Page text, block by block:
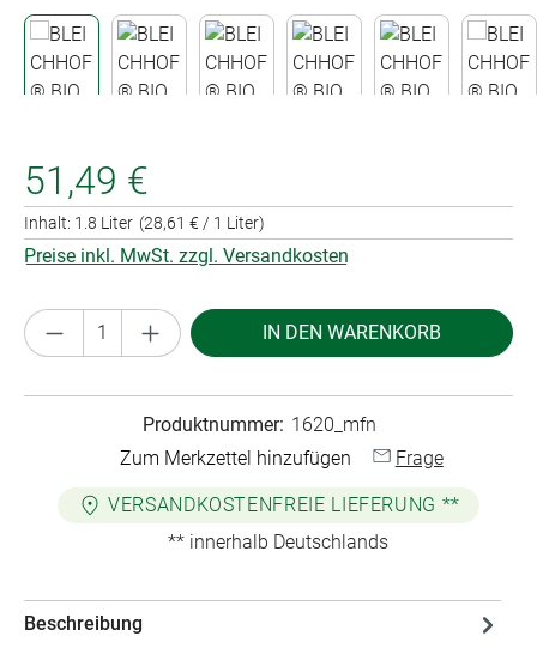
51,49 €
Inhalt: 1.8 Liter (28,61 € / 1 Liter)
Preise inkl. MwSt. zzgl. Versandkosten
Produkt Anzahl: Gib den gewünschten Wert
IN DEN WARENKORB
Produktnummer: 1620_mfn
Zum Merkzettel hinzufügen
Frage
VERSANDKOSTENFREIE LIEFERUNG **
** innerhalb Deutschlands
Beschreibung